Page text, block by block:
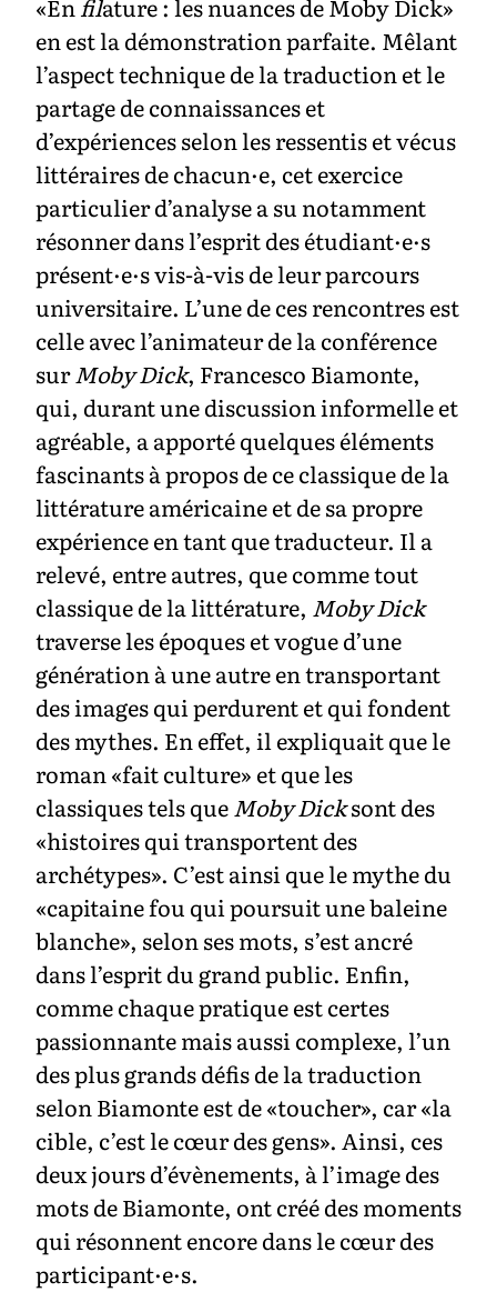
«Enfilature : les nuances de Moby Dick»
en est la démonstration parfaite. Mêlant
l’aspect technique de la traduction et le
partage de connaissances et
d’expériences selon les ressentis et vécus
littéraires de chacun·e, cet exercice
particulier d’analyse a su notamment
résonner dans l’esprit des étudiant·e·s
présent·e·s vis-à-vis de leur parcours
universitaire. L’une de ces rencontres est
celle avec l’animateur de la conférence
surMoby Dick, Francesco Biamonte,
qui, durant une discussion informelle et
agréable, a apporté quelques éléments
fascinants à propos de ce classique de la
littérature américaine et de sa propre
expérience en tant que traducteur. Il a
relevé, entre autres, que comme tout
classique de la littérature, Moby Dick
traverse les époques et vogue d’une
génération à une autre en transportant
des images qui perdurent et qui fondent
des mythes. En effet, il expliquait que le
roman «fait culture» et que les
classiques tels queMoby Dicksont des
«histoires qui transportent des
archétypes». C’est ainsi que le mythe du
«capitaine fou qui poursuit une baleine
blanche», selon ses mots, s’est ancré
dans l’esprit du grand public. Enfin,
comme chaque pratique est certes
passionnante mais aussi complexe, l’un
des plus grands défis de la traduction
selon Biamonte est de «toucher», car «la
cible, c’est le cœur des gens». Ainsi, ces
deux jours d’évènements, à l’image des
mots de Biamonte, ont créé des moments
qui résonnent encore dans le cœur des
participant·e·s.